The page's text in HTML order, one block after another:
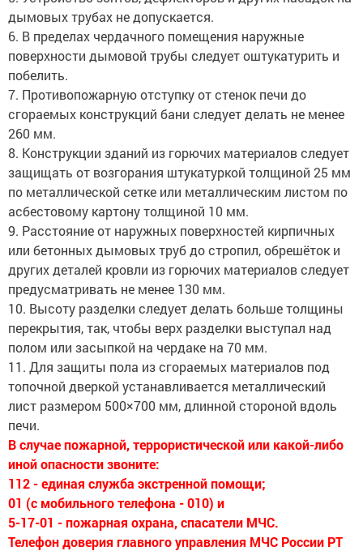
дымовых трубах не допускается.
6. В пределах чердачного помещения наружные
поверхности дымовой трубы следует оштукатурить и
побелить.
7. Противопожарную отступку от стенок печи до
сгораемых конструкций бани следует делать не менее
260 мм.
8. Конструкции зданий из горючих материалов следует
защищать от возгорания штукатуркой толщиной 25 мм
по металлической сетке или металлическим листом по
асбестовому картону толщиной 10 мм.
9. Расстояние от наружных поверхностей кирпичных
или бетонных дымовых труб до стропил, обрешёток и
других деталей кровли из горючих материалов следует
предусматривать не менее 130 мм.
10. Высоту разделки следует делать больше толщины
перекрытия, так, чтобы верх разделки выступал над
полом или засыпкой на чердаке на 70 мм.
11. Для защиты пола из сгораемых материалов под
топочной дверкой устанавливается металлический
лист размером 500×700 мм, длинной стороной вдоль
печи.
В случае пожарной, террористической или какой-либо
иной опасности звоните:
112 - единая служба экстренной помощи;
01 (с мобильного телефона - 010) и
5-17-01 - пожарная охрана, спасатели МЧС.
Телефон доверия главного управления МЧС России РТ